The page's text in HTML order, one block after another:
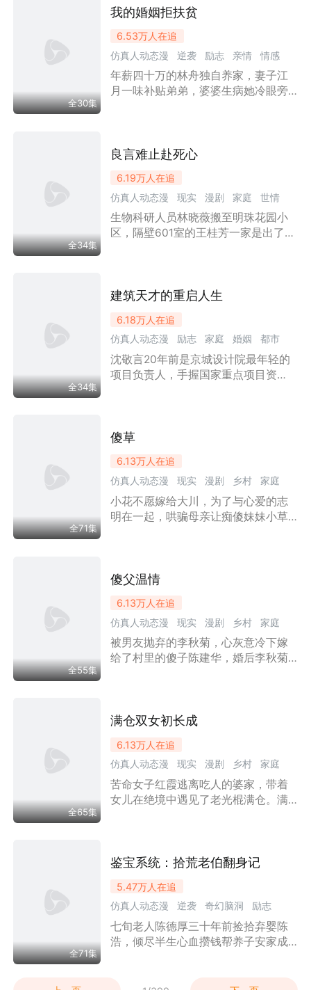
的冲击，她没有卖惨，也没有退缩，
代遗忘的老手艺重新带回众人眼前。
她也慢慢明白，人生不是到了五十二
岁就天黑了，有些人的光，才刚刚亮
起。
全30集
我的婚姻拒扶贫
6.53万人在追
仿真人动态漫
逆袭 励志 亲情
情感
家庭
婚姻 小人物 现实 都市 漫剧
年薪四十万的林舟独自养家，妻子江
月一味补贴弟弟，婆婆生病她冷眼旁
三人被带走。庭审时江母姐弟伪造借
人获刑。半年后林舟赴沪高升，开启
新生活。
全34集
良言难止赴死心
6.19万人在追
仿真人动态漫
现实 漫剧 家庭
世情
女性成长
生物科研人员林晓薇搬至明珠花园小
区，隔壁601室的王桂芳一家是出了名
尽管她反复警告“一克蟹肉可毒死三十
危急时刻，王家为掩饰偷窃将螃蟹调
包，却因贪婪最终自食恶果。当毒素
发作他们才追悔莫及。该剧通过林晓
薇与无赖邻里的较量，深刻揭示了人
全34集
建筑天才的重启人生
6.18万人在追
仿真人动态漫
励志 家庭 婚姻
都市
漫剧
职场商战
沈敬言20年前是京城设计院最年轻的
项目负责人，手握国家重点项目资
等多份兼职养家20年，被全家当成只
历、没经验、只会干粗活的人，最终
都会被他用碾压级的专业实力狠狠打
脸；所有偷他设计、抢他功劳的人，
都会被他当场揭穿，身败名裂。
全71集
傻草
6.13万人在追
仿真人动态漫
现实 漫剧 乡村
家庭
年代剧
小花不愿嫁给大川，为了与心爱的志
明在一起，哄骗母亲让痴傻妹妹小草
法，对方拒不退彩礼，大川母亲只能
纯的小草，可小草始终真心待他，日
日奔波送热饭、默默维护他，长久相
处下，大川被小草的纯粹打动，慢慢
接纳了她。
全55集
傻父温情
6.13万人在追
仿真人动态漫
现实 漫剧 乡村
家庭
年代剧
被男友抛弃的李秋菊，心灰意冷下嫁
给了村里的傻子陈建华，婚后李秋菊
子越来越幸福，但李秋菊却一直无法
华意外在路边捡到一个孩子，将其抚
养长大，从而发生了一系列的故事
全65集
满仓双女初长成
6.13万人在追
仿真人动态漫
现实 漫剧 乡村
家庭
年代剧
苦命女子红霞逃离吃人的婆家，带着
女儿在绝境中遇见了老光棍满仓。满
解与真情交织，红霞最终冲破枷锁，
苦涩却充满希望的晚年
全71集
鉴宝系统：拾荒老伯翻身记
5.47万人在追
仿真人动态漫
逆袭 奇幻脑洞
励志
亲情
情感 家庭 系统 小人物 漫剧
七旬老人陈德厚三十年前捡拾弃婴陈
浩，倾尽半生心血攒钱帮养子安家成
人意外觉醒鉴宝系统，能辨识废品里